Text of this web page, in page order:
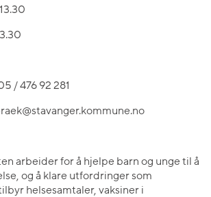
/ 476 92 281
arbeider for å hjelpe barn og unge til å
og å klare utfordringer som
helsesamtaler, vaksiner i